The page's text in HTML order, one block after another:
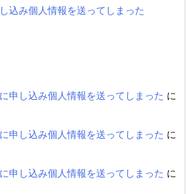
込み個人情報を送ってしまった
申し込み個人情報を送ってしまった に
申し込み個人情報を送ってしまった に
申し込み個人情報を送ってしまった に